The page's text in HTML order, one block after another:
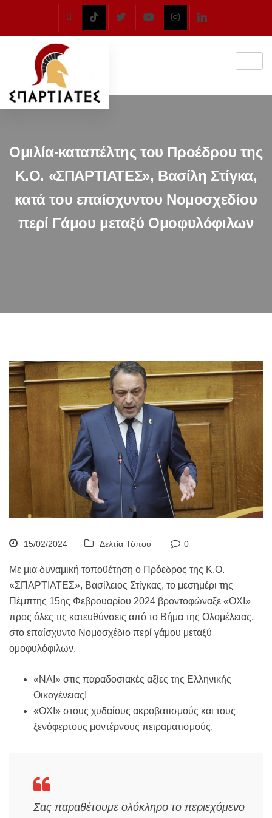
Ομιλία-καταπέλτης του Προέδρου της
Κ.Ο. «ΣΠΑΡΤΙΑΤΕΣ», Βασίλη Στίγκα,
κατά του επαίσχυντου Νομοσχεδίου
περί Γάμου μεταξύ Ομοφυλόφιλων
15/02/2024 Δελτία Τύπου 0
Με μια δυναμική τοποθέτηση ο Πρόεδρος της Κ.Ο.
«ΣΠΑΡΤΙΑΤΕΣ», Βασίλειος Στίγκας, το μεσημέρι της
Πέμπτης 15ης Φεβρουαρίου 2024 βροντοφώναξε «ΟΧΙ»
προς όλες τις κατευθύνσεις από το Βήμα της Ολομέλειας,
στο επαίσχυντο Νομοσχέδιο περί γάμου μεταξύ
ομοφυλόφιλων.
«ΝΑΙ» στις παραδοσιακές αξίες της Ελληνικής
Οικογένειας!
«ΟΧΙ» στους χυδαίους ακροβατισμούς και τους
ξενόφερτους μοντέρνους πειραματισμούς.
Σας παραθέτουμε ολόκληρο το περιεχόμενο